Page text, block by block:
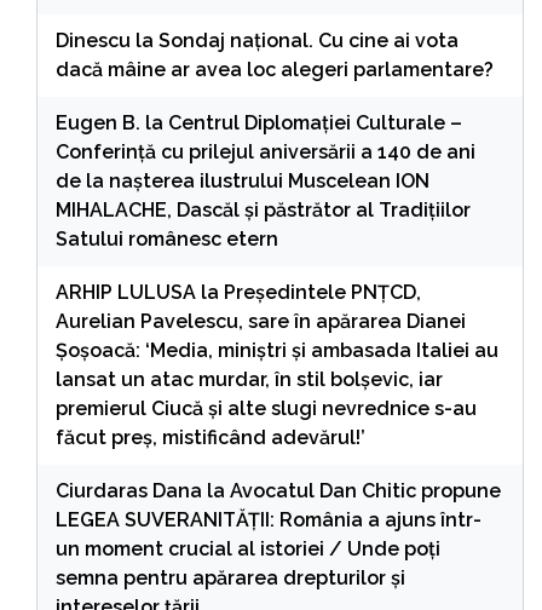
Dinescu la Sondaj național. Cu cine ai vota
dacă mâine ar avea loc alegeri parlamentare?
Eugen B. la Centrul Diplomației Culturale –
Conferință cu prilejul aniversării a 140 de ani
de la nașterea ilustrului Muscelean ION
MIHALACHE, Dascăl și păstrător al Tradițiilor
Satului românesc etern
ARHIP LULUSA la Președintele PNȚCD,
Aurelian Pavelescu, sare în apărarea Dianei
Șoșoacă: ‘Media, miniștri și ambasada Italiei au
lansat un atac murdar, în stil bolșevic, iar
premierul Ciucă și alte slugi nevrednice s-au
făcut preș, mistificând adevărul!’
Ciurdaras Dana la Avocatul Dan Chitic propune
LEGEA SUVERANITĂȚII: România a ajuns într-
un moment crucial al istoriei / Unde poți
semna pentru apărarea drepturilor și